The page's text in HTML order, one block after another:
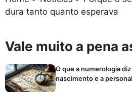
dura tanto quanto esperava
Vale muito a pena
O que a numerologia
nascimento e a